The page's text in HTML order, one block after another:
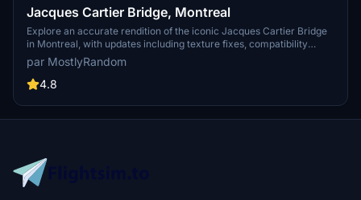
Jacques Cartier Bridge, Montreal
Explore an accurate rendition of the iconic Jacques Cartier Bridge
in Montreal, with updates including texture fixes, compatibility
adjustments for sim update 5, and enhanced night lighting. Discover
this detailed add-on, part of a series aimed at enhancing the
Quebec area bridges.
par MostlyRandom
4.8